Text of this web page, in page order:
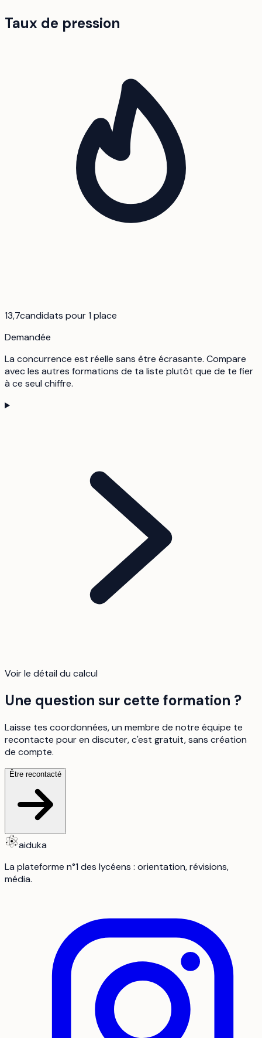
Taux de pression
13,7candidats pour 1 place
Demandée
La concurrence est réelle sans être écrasante. Compare
avec les autres formations de ta liste plutôt que de te fier
à ce seul chiffre.
Voir le détail du calcul
Une question sur cette formation ?
Laisse tes coordonnées, un membre de notre équipe te
recontacte pour en discuter, c'est gratuit, sans création
de compte.
Être recontacté
aiduka
La plateforme n°1 des lycéens : orientation, révisions,
média.